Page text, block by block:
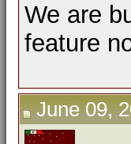
We are
feature
June 09,